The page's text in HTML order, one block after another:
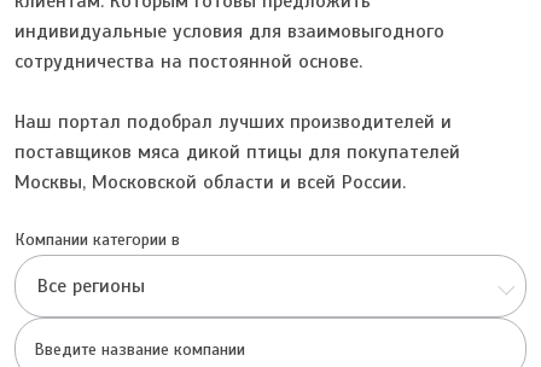
индивидуальные условия для взаимовыгодного
сотрудничества на постоянной основе.
Наш портал подобрал лучших производителей и
поставщиков мяса дикой птицы для покупателей
Москвы, Московской области и всей России.
Компании категории в
Все регионы